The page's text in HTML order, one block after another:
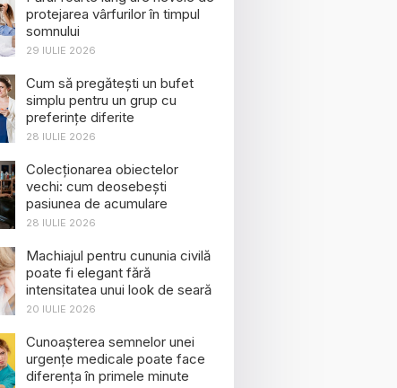
protejarea vârfurilor în timpul
somnului
29 IULIE 2026
Cum să pregătești un bufet
simplu pentru un grup cu
preferințe diferite
28 IULIE 2026
Colecționarea obiectelor
vechi: cum deosebești
pasiunea de acumulare
28 IULIE 2026
Machiajul pentru cununia civilă
poate fi elegant fără
intensitatea unui look de seară
20 IULIE 2026
Cunoașterea semnelor unei
urgențe medicale poate face
diferența în primele minute